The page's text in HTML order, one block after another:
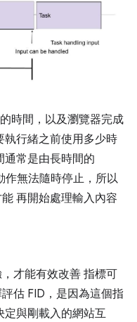
時間，以及瀏覽器完成
執行緒之前使用多少時
通常是由長時間的
作無法隨時停止，所以
再開始處理輸入內容
才能有效改善 指標可
估 FID，是因為這個指
定與剛載入的網站互